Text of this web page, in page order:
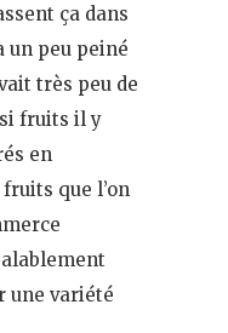
ça dans
un peu peiné
très peu de
fruits il y
en
que l’on
une variété